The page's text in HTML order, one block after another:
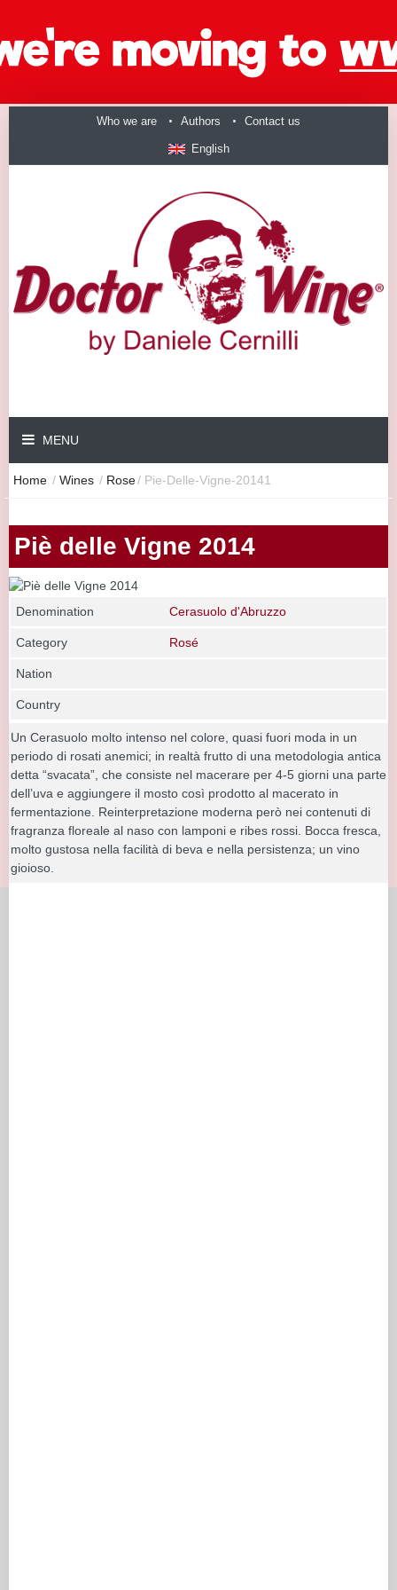
Who we are Authors Contact us
English
MENU
Home / Wines / Rose/ Pie-Delle-Vigne-20141
Piè delle Vigne 2014
Denomination Cerasuolo d'Abruzzo
Category Rosé
Nation
Country
Un Cerasuolo molto intenso nel colore, quasi fuori moda in un
periodo di rosati anemici; in realtà frutto di una metodologia antica
detta “svacata”, che consiste nel macerare per 4-5 giorni una parte
dell’uva e aggiungere il mosto così prodotto al macerato in
fermentazione. Reinterpretazione moderna però nei contenuti di
fragranza floreale al naso con lamponi e ribes rossi. Bocca fresca,
molto gustosa nella facilità di beva e nella persistenza; un vino
gioioso.